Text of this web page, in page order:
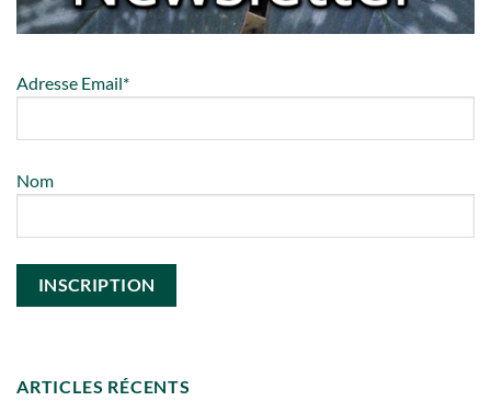
Adresse Email*
Nom
ARTICLES RÉCENTS